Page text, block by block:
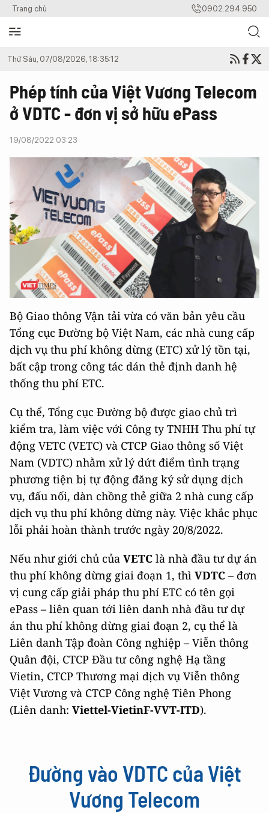
Trang chủ 0902.294.950
Thứ Sáu, 07/08/2026, 18:35:12
Phép tính của Việt Vương Telecom
ở VDTC - đơn vị sở hữu ePass
19/08/2022 03:23
Bộ Giao thông Vận tải vừa có văn bản yêu cầu
Tổng cục Đường bộ Việt Nam, các nhà cung cấp
dịch vụ thu phí không dừng (ETC) xử lý tồn tại,
bất cập trong công tác dán thẻ định danh hệ
thống thu phí ETC.
Cụ thể, Tổng cục Đường bộ được giao chủ trì
kiểm tra, làm việc với Công ty TNHH Thu phí tự
động VETC (VETC) và CTCP Giao thông số Việt
Nam (VDTC) nhằm xử lý dứt điểm tình trạng
phương tiện bị tự động đăng ký sử dụng dịch
vụ, đấu nối, dàn chồng thẻ giữa 2 nhà cung cấp
dịch vụ thu phí không dừng này. Việc khắc phục
lỗi phải hoàn thành trước ngày 20/8/2022.
Nếu như giới chủ của VETC là nhà đầu tư dự án
thu phí không dừng giai đoạn 1, thì VDTC – đơn
vị cung cấp giải pháp thu phí ETC có tên gọi
ePass – liên quan tới liên danh nhà đầu tư dự
án thu phí không dừng giai đoạn 2, cụ thể là
Liên danh Tập đoàn Công nghiệp – Viễn thông
Quân đội, CTCP Đầu tư công nghệ Hạ tầng
Vietin, CTCP Thương mại dịch vụ Viễn thông
Việt Vương và CTCP Công nghệ Tiên Phong
(Liên danh: Viettel-VietinF-VVT-ITD).
Đường vào VDTC của Việt
Vương Telecom